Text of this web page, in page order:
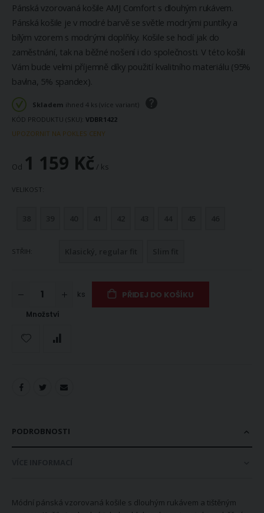
Pánská vzorovaná košile AMJ Comfort s dlouhým rukávem.
Pánská košile je v modré barvě se světle modrými puntíky a
bílým vzorem s modrými doplňky. Košile se hodí jak do
zaměstnání, tak na běžné nošení i do společnosti. V této košili
Vám bude velmi příjemně díky použití kvalitního materiálu (95%
bavlna, 5% spandex).
Skladem ihned 4 ks (více variant)
KÓD PRODUKTU (SKU) VDBR1422
UPOZORNIT NA POKLES CENY
Od 1 159 Kč / ks
VELIKOST
STŘIH
Množství
ks PŘIDEJ DO KOŠÍKU
PODROBNOSTI
Módní pánská vzorovaná košile s dlouhým rukávem a tištěným